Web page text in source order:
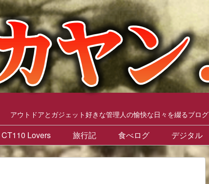
アウトドアとガジェット好きな管理人の愉快な日々を綴るブログ
CT110 Lovers 旅行記 食べログ デジタル